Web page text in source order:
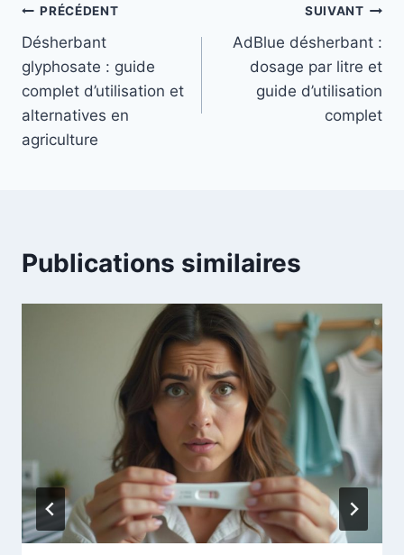
Navigation
de
l’article
PRÉCÉDENT
Désherbant
glyphosate : guide
complet d’utilisation et
alternatives en
agriculture
SUIVANT
AdBlue désherbant :
dosage par litre et
guide d’utilisation
complet
Publications similaires